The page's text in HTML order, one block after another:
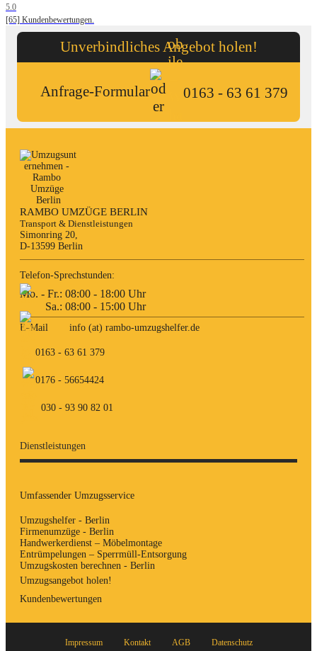
5.0
[65] Kundenbewertungen.
Unverbindliches Angebot holen!
Anfrage-Formular 0163 - 63 61 379
RAMBO UMZÜGE BERLIN
Transport & Dienstleistungen
Simonring 20,
D-13599 Berlin
Telefon-Sprechstunden:
Mo. - Fr.: 08:00 - 18:00 Uhr
         Sa.: 08:00 - 15:00 Uhr
E-Mail info (at) rambo-umzugshelfer.de
0163 - 63 61 379
0176 - 56654424
030 - 93 90 82 01
Dienstleistungen
Umfassender Umzugsservice
Umzugshelfer - Berlin
Firmenumzüge - Berlin
Handwerkerdienst – Möbelmontage
Entrümpelungen – Sperrmüll-Entsorgung
Umzugskosten berechnen - Berlin
Umzugsangebot holen!
Kundenbewertungen
Impressum Kontakt AGB Datenschutz